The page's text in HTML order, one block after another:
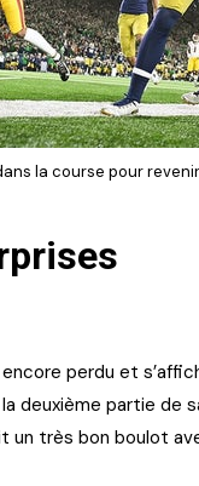
la course pour
perdu et
deuxième partie de
un très bon boulot